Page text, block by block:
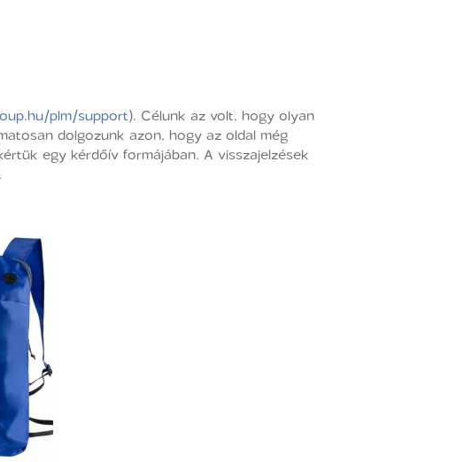
plm/support). Célunk az volt, hogy olyan
dolgozunk azon, hogy az oldal még
egy kérdőív formájában. A visszajelzések